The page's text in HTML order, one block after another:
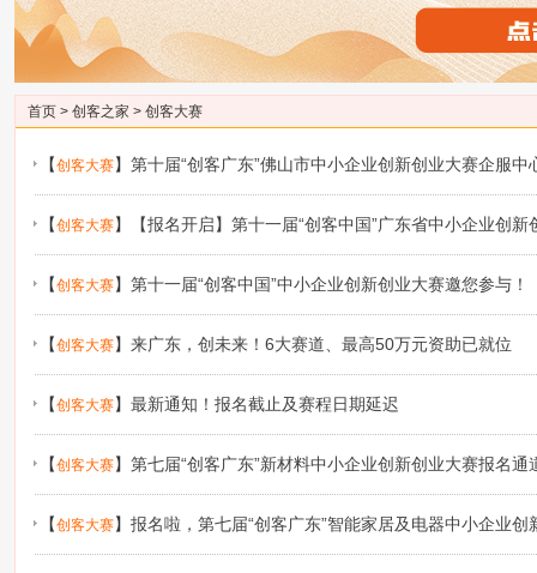
首页 > 创客之家 > 创客大赛
【创客大赛】 第十届“创客广东”佛山市中小企业创新创业大赛企服中
【创客大赛】
【报名开启】第十一届“创客中国”广东省中小企业创
东”大赛启动！9大领域等你来战
【创客大赛】 第十一届“创客中国”中小企业创新创业大赛邀您参与！
【创客大赛】 来广东，创未来！6大赛道、最高50万元资助已就位
【创客大赛】 最新通知！报名截止及赛程日期延迟
【创客大赛】 第七届“创客广东”新材料中小企业创新创业大赛报名通
【创客大赛】 报名啦，第七届“创客广东”智能家居及电器中小企业创